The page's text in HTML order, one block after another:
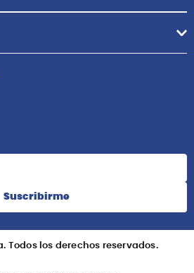
Suscribirme
Todos los derechos reservados.